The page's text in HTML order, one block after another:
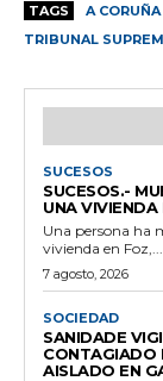
TAGS A CORUÑA
TRIBUNAL
SUCESOS
SUCESOS.-
UNA
Una persona ha
vivienda en Foz,...
7 agosto, 2026
SOCIEDAD
SANIDADE
CONTAGIADO
AISLADO EN